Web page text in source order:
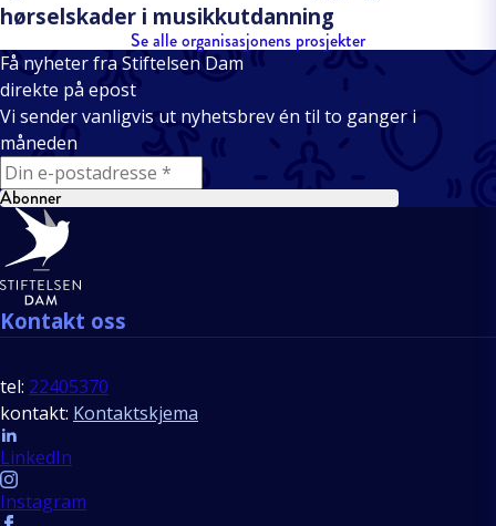
hørselskader i musikkutdanning
Se alle organisasjonens prosjekter
Få nyheter fra Stiftelsen Dam
direkte på epost
Vi sender vanligvis ut nyhetsbrev én til to ganger i
måneden
E-mail
Abonner
Bunntekst
Kontakt oss
tel: 22405370
kontakt: Kontaktskjema
Follow us
LinkedIn
Instagram